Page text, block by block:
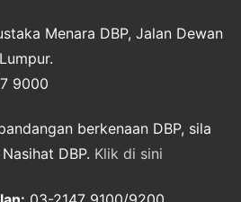
Menara DBP, Jalan Dewan
9000
berkenaan DBP, sila
DBP. Klik di sini